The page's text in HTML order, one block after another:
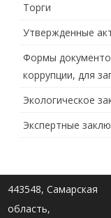
Торги
Утвержденные
Формы
коррупции, для
Экологическое
Экспертные
443548, Самарская
область,